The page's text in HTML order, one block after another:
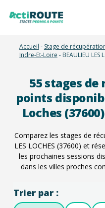
Accueil - Stage de
Indre-Et-Loire - BEAULIEU LES
55stages de
points
Loches
Comparez les stages de
LES LOCHES (37600) et
les prochaines sessions
dans les villes proches
Trier par :